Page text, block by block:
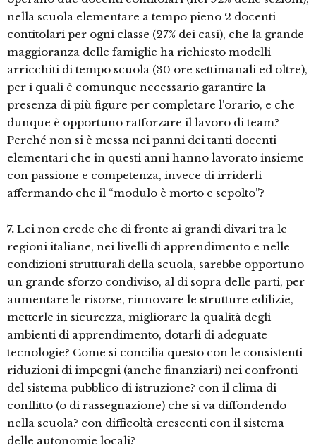
nella scuola elementare a tempo pieno 2 docenti
contitolari per ogni classe (27% dei casi), che la grande
maggioranza delle famiglie ha richiesto modelli
arricchiti di tempo scuola (30 ore settimanali ed oltre),
per i quali è comunque necessario garantire la
presenza di più figure per completare l’orario, e che
dunque è opportuno rafforzare il lavoro di team?
Perché non si è messa nei panni dei tanti docenti
elementari che in questi anni hanno lavorato insieme
con passione e competenza, invece di irriderli
affermando che il “modulo è morto e sepolto”?
7. Lei non crede che di fronte ai grandi divari tra le
regioni italiane, nei livelli di apprendimento e nelle
condizioni strutturali della scuola, sarebbe opportuno
un grande sforzo condiviso, al di sopra delle parti, per
aumentare le risorse, rinnovare le strutture edilizie,
metterle in sicurezza, migliorare la qualità degli
ambienti di apprendimento, dotarli di adeguate
tecnologie? Come si concilia questo con le consistenti
riduzioni di impegni (anche finanziari) nei confronti
del sistema pubblico di istruzione? con il clima di
conflitto (o di rassegnazione) che si va diffondendo
nella scuola? con difficoltà crescenti con il sistema
delle autonomie locali?